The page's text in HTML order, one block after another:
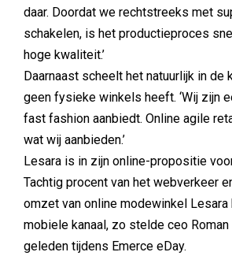
daar. Doordat we rechtstreeks met
schakelen, is het productieproces
hoge kwaliteit.’
Daarnaast scheelt het natuurlijk in de
geen fysieke winkels heeft. ‘Wij zijn
fast fashion aanbiedt. Online agile
wat wij aanbieden.’
Lesara is in zijn online-propositie
Tachtig procent van het webverkeer
omzet van online modewinkel Lesara
mobiele kanaal, zo stelde ceo
geleden tijdens Emerce eDay.